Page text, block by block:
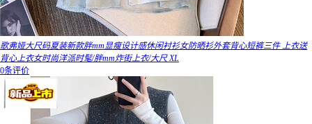
歌弗娅大尺码夏装新款胖mm显瘦设计感休闲衬衫女防晒衫外套背心短裤三件 上衣送
背心上衣女时尚洋派时髦/胖mm炸街上衣/大尺 XL
0条评价